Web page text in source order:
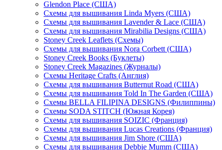
Glendon Place (США)
Схемы для вышивания Linda Myers (США)
Схемы для вышивания Lavender & Lace (США)
Схемы для вышивания Mirabilia Designs (США)
Stoney Creek Leaflets (Схемы)
Схемы для вышивания Nora Corbett (США)
Stoney Creek Books (Буклеты)
Stoney Creek Magazines (Журналы)
Схемы Heritage Crafts (Англия)
Схемы для вышивания Butternut Road (США)
Схемы для вышивания Told In The Garden (США)
Схемы BELLA FILIPINA DESIGNS (Филиппины)
Схемы SODA STITCH (Южная Корея)
Схемы для вышивания SOIZIC (Франция)
Схемы для вышивания Lucas Creations (Франция)
Схемы для вышивания Jim Shore (США)
Схемы для вышивания Debbie Mumm (США)